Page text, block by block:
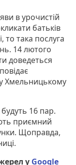
в урочистій
батьків
то така послуга
14 лютого
доведеться
Хмельницькому
16 пар.
приємний
Щоправда,
у Google